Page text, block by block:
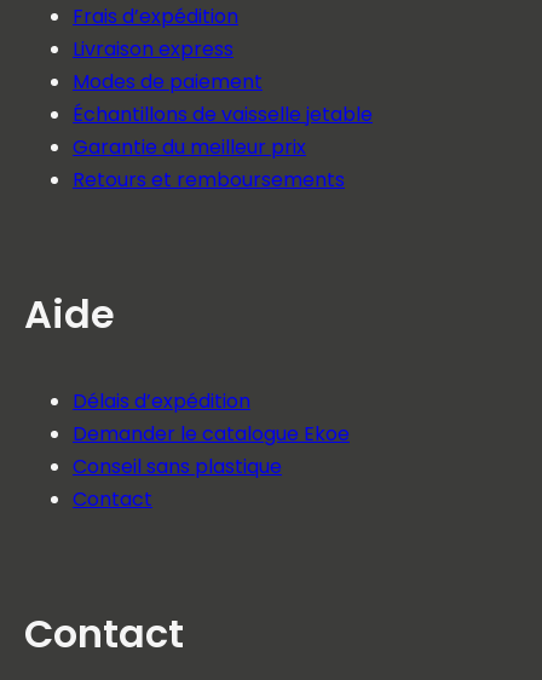
Frais d’expédition
Livraison express
Modes de paiement
Échantillons de vaisselle jetable
Garantie du meilleur prix
Retours et remboursements
Aide
Délais d’expédition
Demander le catalogue Ekoe
Conseil sans plastique
Contact
Contact